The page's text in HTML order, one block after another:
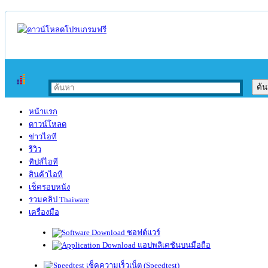
หน้าแรก
ดาวน์โหลด
ข่าวไอที
รีวิว
ทิปส์ไอที
สินค้าไอที
เช็ครอบหนัง
รวมคลิป Thaiware
เครื่องมือ
ซอฟต์แวร์
แอปพลิเคชันบนมือถือ
เช็คความเร็วเน็ต (Speedtest)